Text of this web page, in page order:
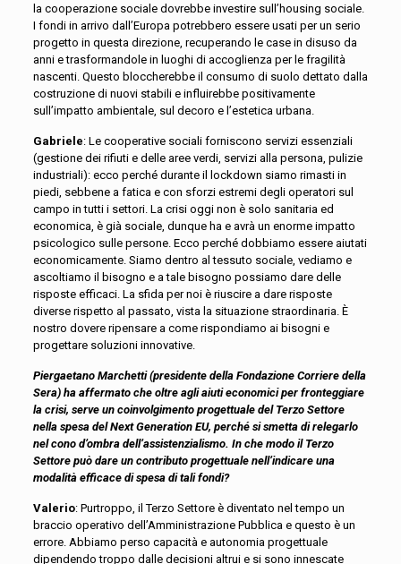
la cooperazione sociale dovrebbe investire sull’housing sociale.
I fondi in arrivo dall’Europa potrebbero essere usati per un serio
progetto in questa direzione, recuperando le case in disuso da
anni e trasformandole in luoghi di accoglienza per le fragilità
nascenti. Questo bloccherebbe il consumo di suolo dettato dalla
costruzione di nuovi stabili e influirebbe positivamente
sull’impatto ambientale, sul decoro e l’estetica urbana.
Gabriele: Le cooperative sociali forniscono servizi essenziali
(gestione dei rifiuti e delle aree verdi, servizi alla persona, pulizie
industriali): ecco perché durante il lockdown siamo rimasti in
piedi, sebbene a fatica e con sforzi estremi degli operatori sul
campo in tutti i settori. La crisi oggi non è solo sanitaria ed
economica, è già sociale, dunque ha e avrà un enorme impatto
psicologico sulle persone. Ecco perché dobbiamo essere aiutati
economicamente. Siamo dentro al tessuto sociale, vediamo e
ascoltiamo il bisogno e a tale bisogno possiamo dare delle
risposte efficaci. La sfida per noi è riuscire a dare risposte
diverse rispetto al passato, vista la situazione straordinaria. È
nostro dovere ripensare a come rispondiamo ai bisogni e
progettare soluzioni innovative.
Piergaetano Marchetti (presidente della Fondazione Corriere della
Sera) ha affermato che oltre agli aiuti economici per fronteggiare
la crisi, serve un coinvolgimento progettuale del Terzo Settore
nella spesa del Next Generation EU, perché si smetta di relegarlo
nel cono d’ombra dell’assistenzialismo. In che modo il Terzo
Settore può dare un contributo progettuale nell’indicare una
modalità efficace di spesa di tali fondi?
Valerio: Purtroppo, il Terzo Settore è diventato nel tempo un
braccio operativo dell’Amministrazione Pubblica e questo è un
errore. Abbiamo perso capacità e autonomia progettuale
dipendendo troppo dalle decisioni altrui e si sono innescate